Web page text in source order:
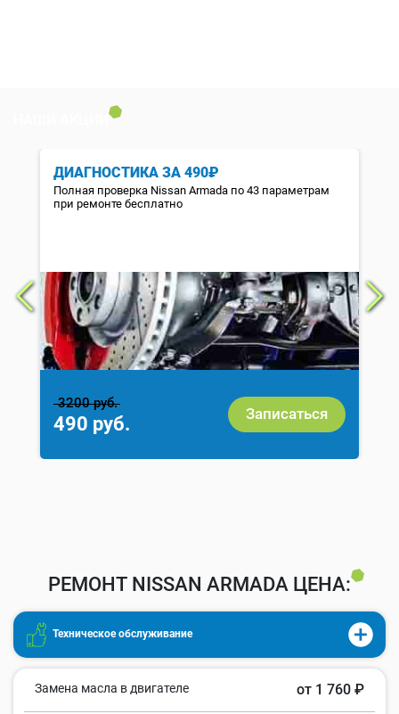
ДИАГНОСТИКА ЗА 490₽
Полная проверка Nissan Armada по 43 параметрам
при ремонте бесплатно
3200 руб.
490 руб. Записаться
РЕМОНТ NISSAN ARMADA ЦЕНА:
Техническое обслуживание
Замена масла в двигателе от 1 760 ₽